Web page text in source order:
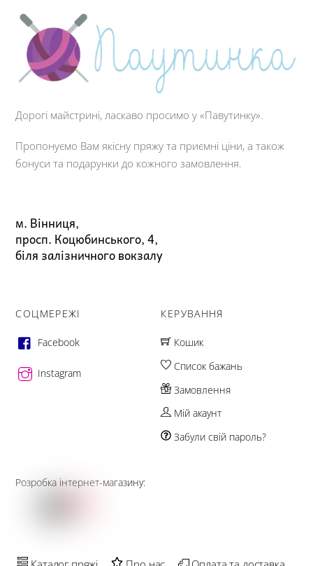
Дорогі майстрині, ласкаво просимо у «Павутинку».
Пропонуємо Вам якісну пряжу та приємні ціни, а також
бонуси та подарунки до кожного замовлення.
м. Вінниця,
просп. Коцюбинського, 4,
біля залізничного вокзалу
СОЦМЕРЕЖІ
Facebook
Instagram
КЕРУВАННЯ
Кошик
Список бажань
Замовлення
Мій акаунт
Забули свій пароль?
Розробка інтернет-магазину: